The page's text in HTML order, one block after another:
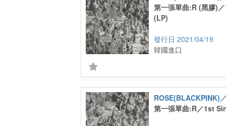
第一張單曲:R (黑膠)
(LP)
2021/04/19
韓國進口
第一張單曲:R／1st